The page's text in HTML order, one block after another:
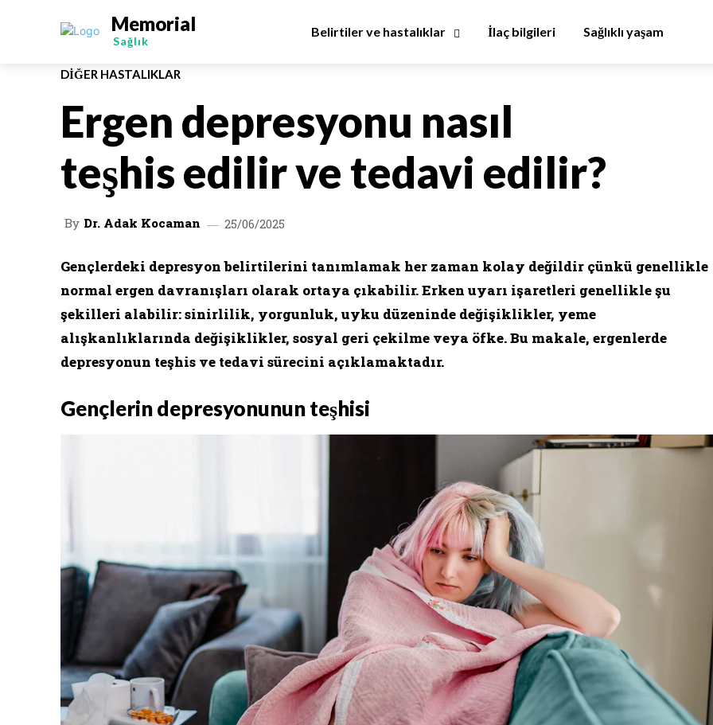
Memorial
Sağlık
Belirtiler ve hastalıklar İlaç bilgileri Sağlıklı yaşam
DIĞER HASTALIKLAR
Ergen depresyonu nasıl
teşhis edilir ve tedavi edilir?
By Dr. Adak Kocaman 25/06/2025
Gençlerdeki depresyon belirtilerini tanımlamak her zaman kolay değildir çünkü genellikle
normal ergen davranışları olarak ortaya çıkabilir. Erken uyarı işaretleri genellikle şu
şekilleri alabilir: sinirlilik, yorgunluk, uyku düzeninde değişiklikler, yeme
alışkanlıklarında değişiklikler, sosyal geri çekilme veya öfke. Bu makale, ergenlerde
depresyonun teşhis ve tedavi sürecini açıklamaktadır.
Gençlerin depresyonunun teşhisi